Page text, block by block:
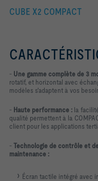
CUBE X2 COMPACT
- Une gamme complète de 3
rotatif, et horizontal avec
modèles s'adaptent à vos
- Haute performance : la
qualité permettent à la
client pour les applications
-Technologie de contrôle et
maintenance :
Écran tactile intégré avec